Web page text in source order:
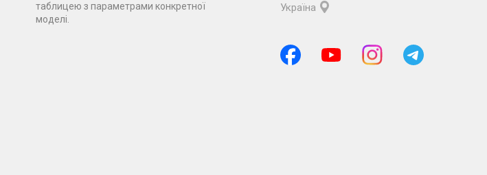
таблицею з параметрами конкретної
моделі.
Україна